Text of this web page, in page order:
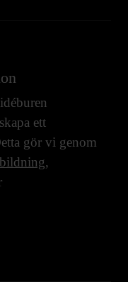
ett
gör vi genom
,